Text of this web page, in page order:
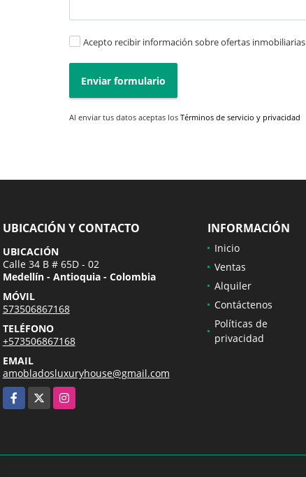
Acepto recibir información sobre ofertas inmobiliarias
Enviar formulario
Al enviar tus datos aceptas los Términos de servicio y privacidad
UBICACIÓN Y CONTACTO
UBICACIÓN
Calle 34 B # 65D - 02
Medellín - Antioquia - Colombia
MÓVIL
573506867168
TELÉFONO
+573506867168
EMAIL
amobladosluxuryhouse@gmail.com
Facebook
Instagram
INFORMACIÓN
Inicio
Ventas
Alquiler
Contáctenos
Políticas de
privacidad